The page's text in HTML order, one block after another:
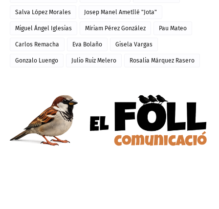
Salva López Morales Josep Manel Ametllé "Jota"
Miguel Ángel Iglesias Míriam Pérez González Pau Mateo
Carlos Remacha Eva Bolaño Gisela Vargas
Gonzalo Luengo Julio Ruiz Melero Rosalia Márquez Rasero